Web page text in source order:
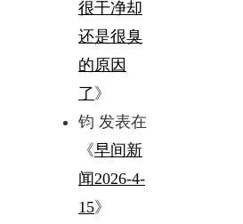
很干净却
还是很臭
的原因
了 》
钧 发表在
《早间新
闻2026-4-
15》